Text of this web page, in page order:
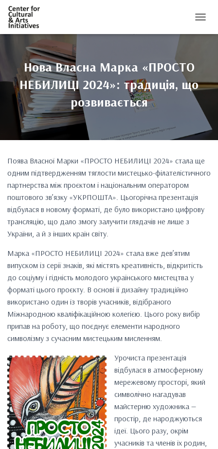
Нова Власна Марка «ПРОСТО
НЕБИЛИЦІ 2024»: традиція, що
розвивається
Поява Власної Марки «ПРОСТО НЕБИЛИЦІ 2024» стала ще
одним підтвердженням тяглости мистецько-філателістичного
партнерства між проєктом і національним оператором
поштового зв’язку «УКРПОШТА». Цьогорічна презентація
відбулася в новому форматі, де було використано цифрову
трансляцію, що дало змогу залучити глядачів не лише з
України, а й з інших країн світу.
Марка «ПРОСТО НЕБИЛИЦІ 2024» стала вже дев’ятим
випуском із серії знаків, які містять креативність, відкритість
до соціуму і гідність молодого українського мистецтва у
форматі цього проєкту. В основі її дизайну традиційно
використано один із творів учасників, відібраного
Міжнародною кваліфікаційною колегією. Цього року вибір
припав на роботу, що поєднує елементи народного
символізму з сучасним мистецьким мисленням.
Урочиста презентація
відбулася в атмосферному
мережевому просторі, який
символічно нагадував
майстерню художника —
простір, де народжуються
ідеї. Цього разу, окрім
учасників та членів їх родин,